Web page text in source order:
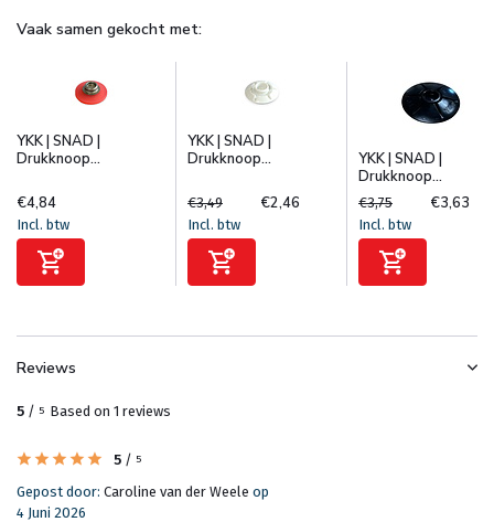
Vaak samen gekocht met:
YKK | SNAD |
Drukknoop...
€4,84
Incl. btw
YKK | SNAD |
Drukknoop...
€3,49 €2,46
Incl. btw
YKK | SNAD |
Drukknoop...
€3,75 €3,63
Incl. btw
Reviews
5 / 5 Based on 1 reviews
5 / 5
Gepost door: Caroline van der Weele op
4 Juni 2026